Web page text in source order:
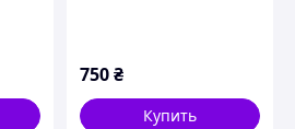
750₴
Купить